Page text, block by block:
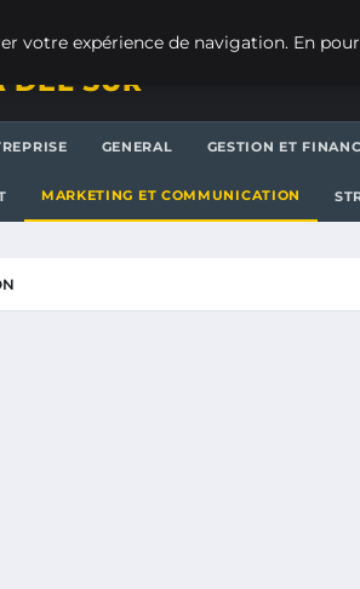
DEL SUR
GENERAL GESTION ET
MARKETING ET COMMUNICATION
votre expérience de navigation. En